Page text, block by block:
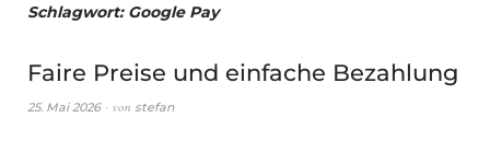
Schlagwort: Google Pay
Faire Preise und einfache Bezahlung
25. Mai 2026 von stefan